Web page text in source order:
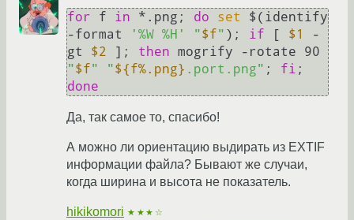
for f in *.png; do set
$(identify
-format
'%W %H' "$f" ); if [ $1
-
gt $2 ]; then
"$f" "${f%.png} .port.png" ; fi
done
Да, так самое то, спасибо!
А можно ли ориентацию выдирать из EXTIF
информации файла? Бывают же случаи,
когда ширина и высота не показатель.
hikikomori ★★★☆